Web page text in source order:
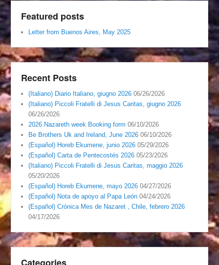
Featured posts
Letter from Buenos Aires, May 2025
Recent Posts
(Italiano) Diario Italiano, giugno 2026 06/26/2026
(Italiano) Piccoli Fratelli di Jesus Caritas, giugno 2026
06/26/2026
2026 Nazareth week Booking form 06/10/2026
Be Brothers Uk and Ireland, June 2026 06/10/2026
(Español) Horeb Ekumene, junio 2026 05/29/2026
(Español) Carta de Pentecostés 2026 05/23/2026
(Italiano) Piccoli Fratelli di Jesus Caritas, maggio 2026
05/20/2026
(Español) Horeb Ekumene, mayo 2026 04/27/2026
(Español) Nota de apoyo al Papa León 04/24/2026
(Español) Crónica Mes de Nazaret , Chile, febrero 2026
04/17/2026
Categories